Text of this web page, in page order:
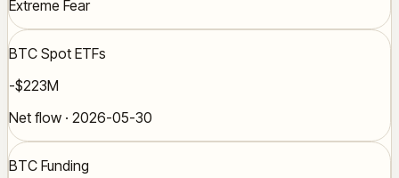
Extreme Fear
BTC Spot ETFs
-$223M
Net flow · 2026-05-30
BTC Funding